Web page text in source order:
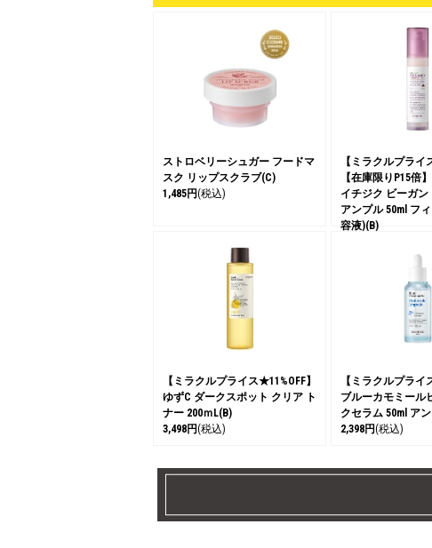
ストロベリーシュガー フードマ
スク リップスクラブ(C)
1,485円(税込)
【ミラクルプライ
【在庫限りP15倍】
イチジク ビーガン
アンプル 50ml フ
容液)(B)
【ミラクルプライス★11%OFF】
ゆずC ダークスポット クリア ト
ナー 200ｍL(B)
3,498円(税込)
【ミラクルプライ
ブルーカモミール
クセラム 50ml ア
2,398円(税込)